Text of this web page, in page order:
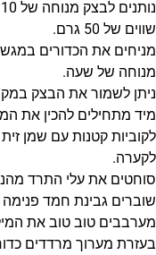
שווים של 50 גרם.
מניחים את הכדורים במגש
מנוחה של שעה.
ניתן לשמור את הבצק במקרר עד 24 שעות עטוף
מיד מתחילים להכין את
לקוביות קטנות עם שמן
לקערה.
סוחטים את עלי התרד
שוברים גבינת חמד
מערבבים טוב טוב את
בעזרת מערוך מרדדים